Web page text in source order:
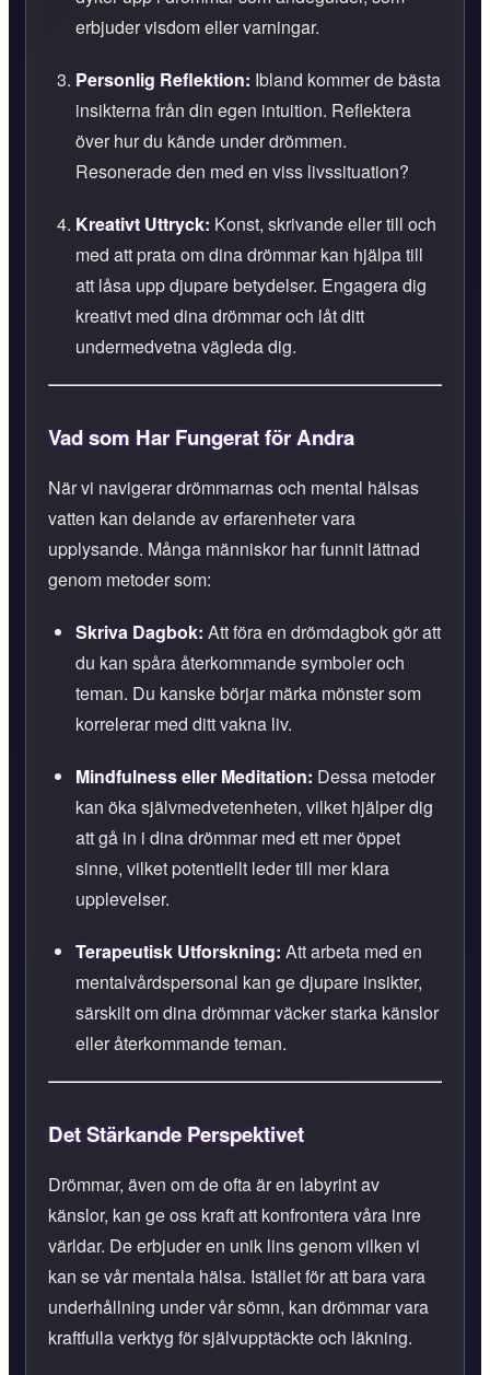
erbjuder visdom eller varningar.
Personlig Reflektion: Ibland kommer de bästa
insikterna från din egen intuition. Reflektera
över hur du kände under drömmen.
Resonerade den med en viss livssituation?
Kreativt Uttryck: Konst, skrivande eller till och
med att prata om dina drömmar kan hjälpa till
att låsa upp djupare betydelser. Engagera dig
kreativt med dina drömmar och låt ditt
undermedvetna vägleda dig.
Vad som Har Fungerat för Andra
När vi navigerar drömmarnas och mental hälsas
vatten kan delande av erfarenheter vara
upplysande. Många människor har funnit lättnad
genom metoder som:
Skriva Dagbok: Att föra en drömdagbok gör att
du kan spåra återkommande symboler och
teman. Du kanske börjar märka mönster som
korrelerar med ditt vakna liv.
Mindfulness eller Meditation: Dessa metoder
kan öka självmedvetenheten, vilket hjälper dig
att gå in i dina drömmar med ett mer öppet
sinne, vilket potentiellt leder till mer klara
upplevelser.
Terapeutisk Utforskning: Att arbeta med en
mentalvårdspersonal kan ge djupare insikter,
särskilt om dina drömmar väcker starka känslor
eller återkommande teman.
Det Stärkande Perspektivet
Drömmar, även om de ofta är en labyrint av
känslor, kan ge oss kraft att konfrontera våra inre
världar. De erbjuder en unik lins genom vilken vi
kan se vår mentala hälsa. Istället för att bara vara
underhållning under vår sömn, kan drömmar vara
kraftfulla verktyg för självupptäckte och läkning.